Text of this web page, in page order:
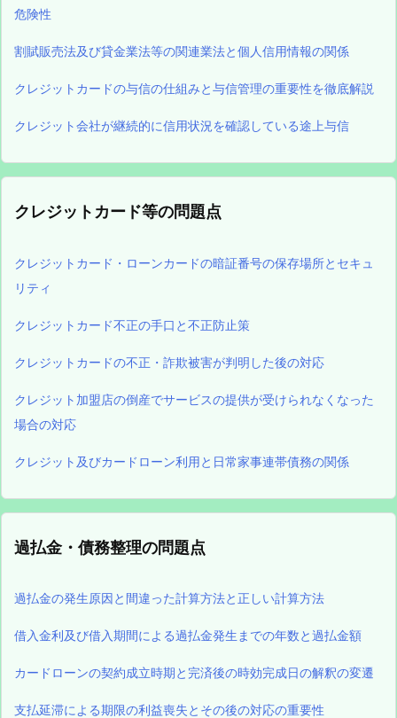
危険性
割賦販売法及び貸金業法等の関連業法と個人信用情報の関係
クレジットカードの与信の仕組みと与信管理の重要性を徹底解説
クレジット会社が継続的に信用状況を確認している途上与信
クレジットカード等の問題点
クレジットカード・ローンカードの暗証番号の保存場所とセキュ
リティ
クレジットカード不正の手口と不正防止策
クレジットカードの不正・詐欺被害が判明した後の対応
クレジット加盟店の倒産でサービスの提供が受けられなくなった
場合の対応
クレジット及びカードローン利用と日常家事連帯債務の関係
過払金・債務整理の問題点
過払金の発生原因と間違った計算方法と正しい計算方法
借入金利及び借入期間による過払金発生までの年数と過払金額
カードローンの契約成立時期と完済後の時効完成日の解釈の変遷
支払延滞による期限の利益喪失とその後の対応の重要性